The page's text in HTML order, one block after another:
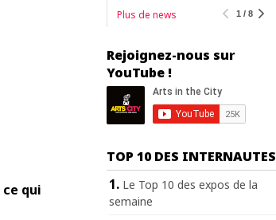
ce qui
Plus de news 1 / 8
Rejoignez-nous sur
YouTube !
TOP 10 DES INTERNAUTES
Le Top 10 des expos de la
semaine